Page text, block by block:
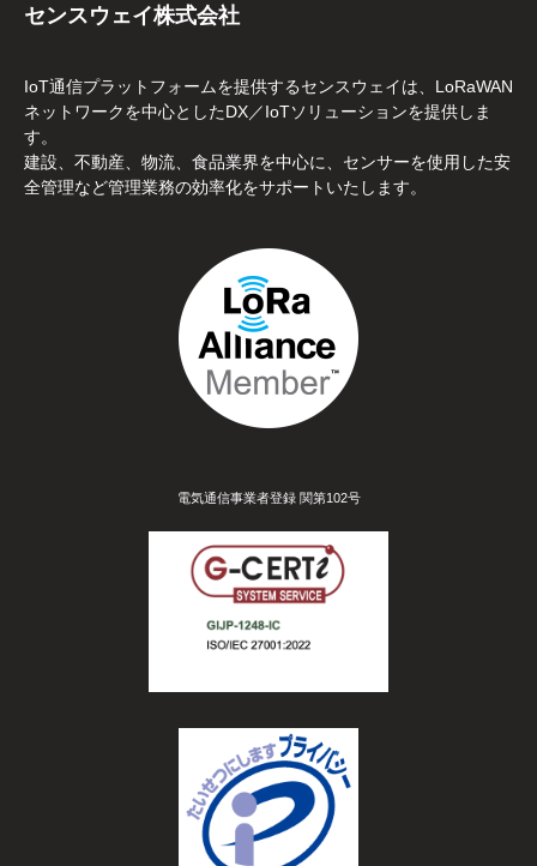
センスウェイ株式会社
IoT通信プラットフォームを提供するセンスウェイは、LoRaWAN
ネットワークを中心としたDX／IoTソリューションを提供しま
す。
建設、不動産、物流、食品業界を中心に、センサーを使用した安
全管理など管理業務の効率化をサポートいたします。
電気通信事業者登録 関第102号